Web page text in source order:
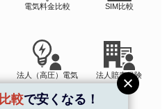
電気料金比較 SIM比較
法人（高圧）電気 法人賠責保険
比較で安くなる！